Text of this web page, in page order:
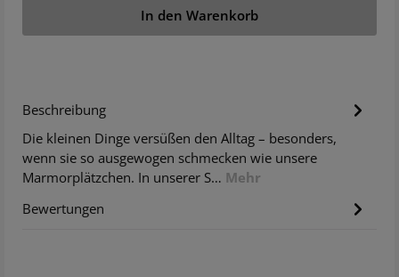
In den Warenkorb
Beschreibung
Die kleinen Dinge versüßen den Alltag – besonders,
wenn sie so ausgewogen schmecken wie unsere
Marmorplätzchen. In unserer S… Mehr
Bewertungen